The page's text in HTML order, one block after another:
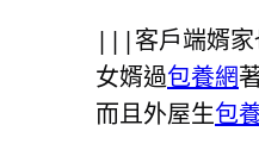
|||客戶端婿家
女婿過包養網
而且外屋生包